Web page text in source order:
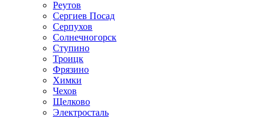
Реутов
Сергиев Посад
Серпухов
Солнечногорск
Ступино
Троицк
Фрязино
Химки
Чехов
Щелково
Электросталь